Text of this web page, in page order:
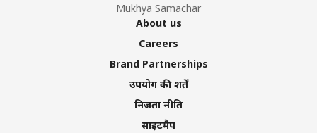
Mukhya Samachar
About us
Careers
Brand Partnerships
उपयोग की शर्तें
निजता नीति
साइटमैप